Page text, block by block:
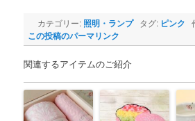
カテゴリー: 照明・ランプタグ: ピンク
この投稿のパーマリンク
関連するアイテムのご紹介